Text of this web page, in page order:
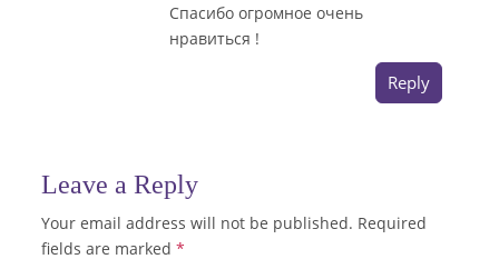
Спасибо огромное очень
нравиться !
Reply
Leave a Reply
Your email address will not be published. Required
fields are marked *